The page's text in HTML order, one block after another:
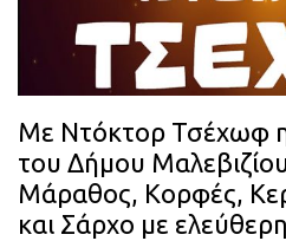
Με Ντόκτορ Τσέχωφ
του Δήμου Μαλεβιζίου
Μάραθος, Κορφές,
και Σάρχο με